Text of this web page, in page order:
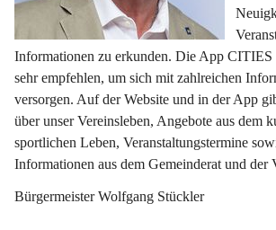
Informationen zu erkunden. Die App CITIES
sehr empfehlen, um sich mit zahlreichen
versorgen. Auf der Website und in der App
über unser Vereinsleben, Angebote aus dem
sportlichen Leben, Veranstaltungstermine
Informationen aus dem Gemeinderat und der
Bürgermeister Wolfgang Stückler